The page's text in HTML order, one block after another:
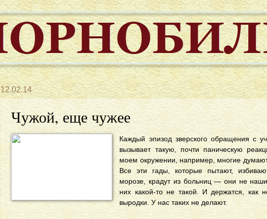
12.02.14
Чужой, еще чужее
Каждый эпизод зверского обращения с
вызывает такую, почти паническую
моем окружении, например, многие
Все эти гады, которые пытают,
морозе, крадут из больниц — они не
них какой-то не такой. И держатся,
выродки. У нас таких не делают.